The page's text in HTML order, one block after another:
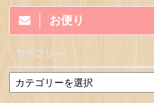
お便り
カテゴリー